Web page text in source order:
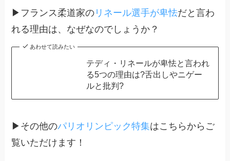
▶フランス柔道家の リネール選手が卑怯だと言わ
れる理由は、なぜなのでしょうか？
あわせて読みたい
テディ・リネールが卑怯と言われ
る5つの理由は?舌出しやニゲー
ルと批判?
▶その他のパリオリンピック特集はこちらからご
覧いただけます！